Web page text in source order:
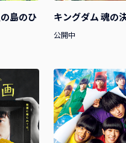
島のひ
キングダム 魂の
公開中